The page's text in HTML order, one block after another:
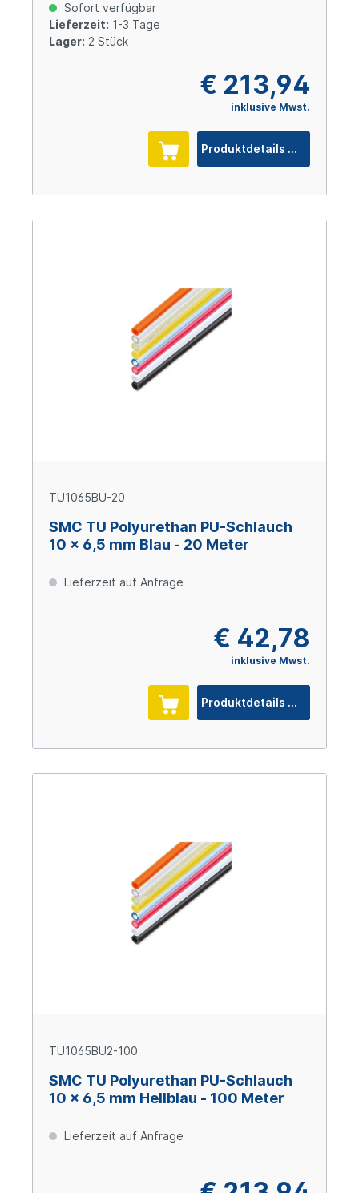
Sofort verfügbar
Lieferzeit: 1-3 Tage
Lager: 2 Stück
€ 213,94
inklusive Mwst.
Produktdetails
TU1065BU-20
SMC TU Polyurethan PU-Schlauch
10 x 6,5 mm Blau - 20 Meter
Lieferzeit auf Anfrage
€ 42,78
inklusive Mwst.
Produktdetails
TU1065BU2-100
SMC TU Polyurethan PU-Schlauch
10 x 6,5 mm Hellblau - 100 Meter
Lieferzeit auf Anfrage